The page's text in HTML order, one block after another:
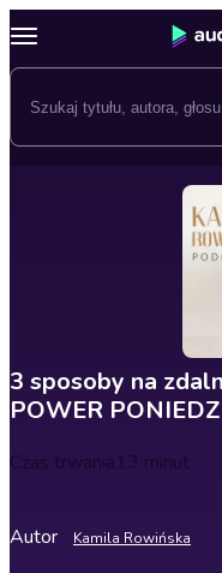
3 sposoby na
POWER
Czas trwania13 minut
Autor Kamila Rowińska